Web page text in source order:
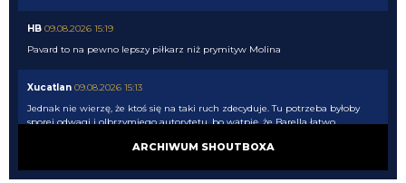
HB 09.08.2026 15:19
Pavard to na pewno lepszy piłkarz niż prymityw Molina
Xucatlan 09.08.2026 15:13
Jednak nie wierzę, że ktoś się na taki ruch zdecyduje. Tu potrzeba byłoby
sporej odwagi i olbrzymiego autorytetu, bo wątpię, że Barella łatwo
ARCHIWUM SHOUTBOXA